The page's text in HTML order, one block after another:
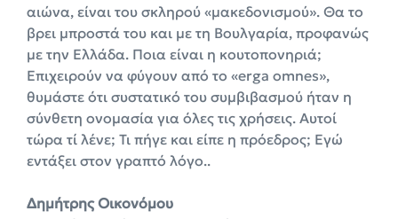
αιώνα, είναι του σκληρού «μακεδονισμού». Θα το
βρει μπροστά του και με τη Βουλγαρία, προφανώς
με την Ελλάδα. Ποια είναι η κουτοπονηριά;
Επιχειρούν να φύγουν από το «erga omnes»,
θυμάστε ότι συστατικό του συμβιβασμού ήταν η
σύνθετη ονομασία για όλες τις χρήσεις. Αυτοί
τώρα τί λένε; Τι πήγε και είπε η πρόεδρος; Εγώ
εντάξει στον γραπτό λόγο..
Δημήτρης Οικονόμου